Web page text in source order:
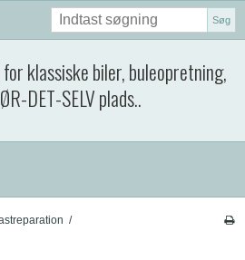
Søg
klassiske biler, buleopretning,
DET-SELV plads..
/